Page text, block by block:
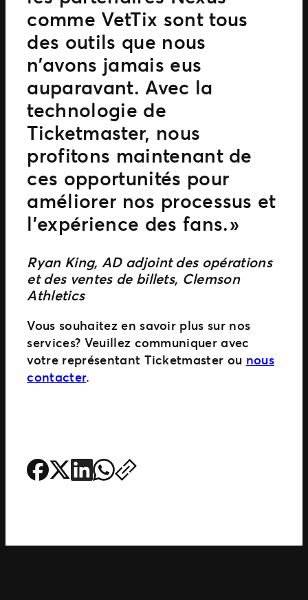
comme VetTix sont tous
des outils que nous
n’avons jamais eus
auparavant. Avec la
technologie de
Ticketmaster, nous
profitons maintenant de
ces opportunités pour
améliorer nos processus et
l’expérience des fans. »
Ryan King, AD adjoint des opérations
et des ventes de billets, Clemson
Athletics
Vous souhaitez en savoir plus sur nos
services? Veuillez communiquer avec
votre représentant Ticketmaster ou nous
contacter.